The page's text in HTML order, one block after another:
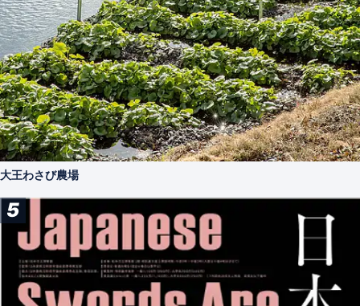
大王わさび農場
5